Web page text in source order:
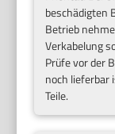
beschädigten
Betrieb
Verkabelung
Prüfe vor der
noch lieferbar
Teile.